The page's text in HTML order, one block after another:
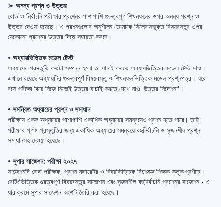
➣ অনন্য প্রশ্ন ও উত্তর
বোর্ড ও নির্বাচনি পরীক্ষার প্রশ্নের পাশাপাশি গুরুত্বপূর্ণ শিখনফলের ওপর অনন্য প্রশ্ন ও
উত্তর দেওয়া হয়েছে। এ প্রশ্নগুলোর অনুশীলন তোমাকে সিলেবাসভুক্ত বিষয়বস্তুর ওপর
যেকোনো প্রশ্নের উত্তর দিতে সহায়তা করবে।
• অধ্যায়ভিত্তিক মডেল টেস্ট
অধ্যায়ের প্রস্তুতি কতটা সম্পন্ন হলো তা যাচাই করতে অধ্যায়ভিত্তিক মডেল টেস্ট দাও।
এখানে রয়েছে অধ্যায়টির গুরুত্বপূর্ণ বিষয়বস্তু ও শিখনফলভিত্তিক মডেল প্রশ্নপত্র। ঘরে
বসে পরীক্ষা দিয়ে নিজে নিজেই উত্তর যাচাই করতে দেখে নাও 'উত্তর নির্দেশনা'।
• সমন্বিত অধ্যায়ের প্রশ্ন ও সমাধান
পরীক্ষায় একক অধ্যায়ের পাশাপাশি একাধিক অধ্যায়ের সমন্বয়েও প্রশ্ন হতে পারে। তাই
পরীক্ষার পূর্ণাঙ্গ প্রস্তুতির জন্য একাধিক অধ্যায়ের সমন্বয়ে বহুনির্বাচনি ও সৃজনশীল প্রশ্ন
সমাধানসহ দেওয়া হয়েছে।
• সুপার সাজেশন: পরীক্ষা ২০২৭
সাজেশনটি বোর্ড পরীক্ষক, প্রশ্ন মডারেটর ও বিষয়ভিত্তিক বিশেষজ্ঞ শিক্ষক কর্তৃক প্রণীত।
রেটিংভিত্তিক গুরত্বপূর্ণ বিষয়বস্তুর সাজেশন এবং সৃজনশীল বহুনির্বাচনি প্রশ্নের সাজেশন - এ
ধারাক্রমে সুপার সাজেশন অংশটি তৈরি করা হয়েছে।